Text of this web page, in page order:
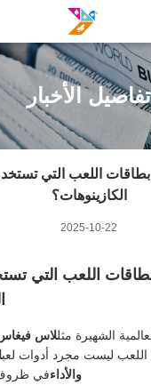
تفاصيل الأخبار
بطاقات اللعب التي
الكازينوهات؟
2025-10-22
اللعب التي
الشهيرة مثللاس
اللعب ليست مجرد أدوات لعب
والأداءفي